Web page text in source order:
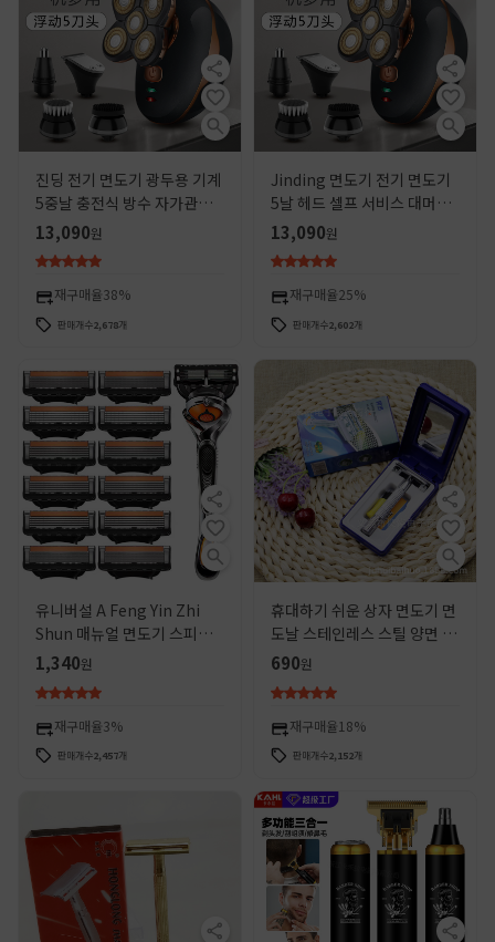
진딩 전기 면도기 광두용 기계
5중날 충전식 방수 자가관리
광두용 5-in-1 면도기
13,090원
재구매율38%
판매개수2,678개
Jinding 면도기 전기 면도기
5날 헤드 셀프 서비스 대머리
유물 충전식 방수 면도기 공장
13,090원
재구매율25%
판매개수2,602개
유니버설 A Feng Yin Zhi
Shun 매뉴얼 면도기 스피드
블레이드 남자 5 층 커터 헤드
Geely Razor Blade Hold
1,340원
재구매율3%
판매개수2,457개
휴대하기 쉬운 상자 면도기 면
도날 스테인레스 스틸 양면 수
동 면도기 홀더 남성용 면도기
690원
재구매율 18%
판매개수2,152개